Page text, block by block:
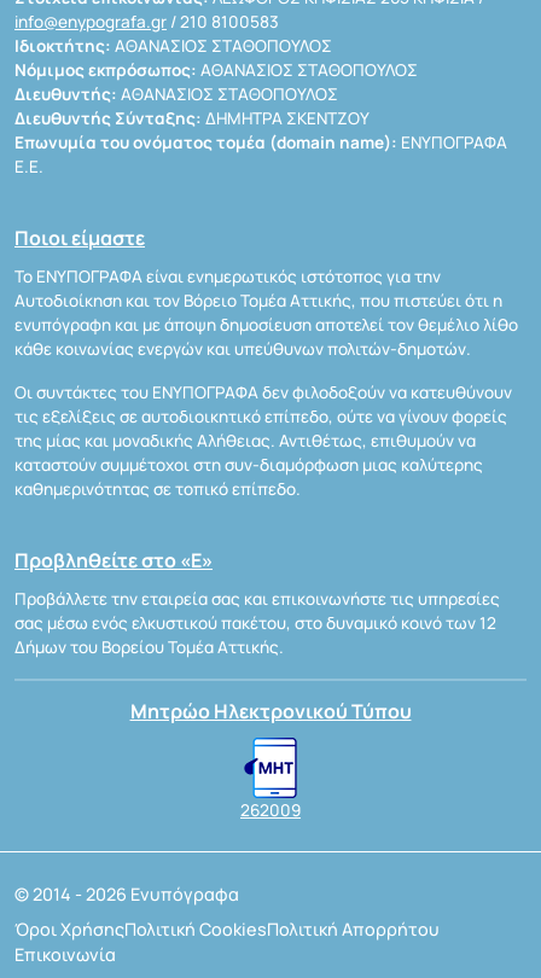
info@enypografa.gr / 210 8100583
Ιδιοκτήτης: ΑΘΑΝΑΣΙΟΣ ΣΤΑΘΟΠΟΥΛΟΣ
Νόμιμος εκπρόσωπος: ΑΘΑΝΑΣΙΟΣ ΣΤΑΘΟΠΟΥΛΟΣ
Διευθυντής: ΑΘΑΝΑΣΙΟΣ ΣΤΑΘΟΠΟΥΛΟΣ
Διευθυντής Σύνταξης: ΔΗΜΗΤΡΑ ΣΚΕΝΤΖΟΥ
Επωνυμία του ονόματος τομέα (domain name): ΕΝΥΠΟΓΡΑΦΑ
Ε.Ε.
Ποιοι είμαστε
Το ΕΝΥΠΟΓΡΑΦΑ είναι ενημερωτικός ιστότοπος για την
Αυτοδιοίκηση και τον Βόρειο Τομέα Αττικής, που πιστεύει ότι η
ενυπόγραφη και με άποψη δημοσίευση αποτελεί τον θεμέλιο λίθο
κάθε κοινωνίας ενεργών και υπεύθυνων πολιτών-δημοτών.
Οι συντάκτες του ΕΝΥΠΟΓΡΑΦΑ δεν φιλοδοξούν να κατευθύνουν
τις εξελίξεις σε αυτοδιοικητικό επίπεδο, ούτε να γίνουν φορείς
της μίας και μοναδικής Αλήθειας. Αντιθέτως, επιθυμούν να
καταστούν συμμέτοχοι στη συν-διαμόρφωση μιας καλύτερης
καθημερινότητας σε τοπικό επίπεδο.
Προβληθείτε στο «Ε»
Προβάλλετε την εταιρεία σας και επικοινωνήστε τις υπηρεσίες
σας μέσω ενός ελκυστικού πακέτου, στο δυναμικό κοινό των 12
Δήμων του Βορείου Τομέα Αττικής.
Μητρώο Ηλεκτρονικού Τύπου
262009
© 2014 - 2026 Ενυπόγραφα
Όροι ΧρήσηςΠολιτική CookiesΠολιτική Απορρήτου
Επικοινωνία